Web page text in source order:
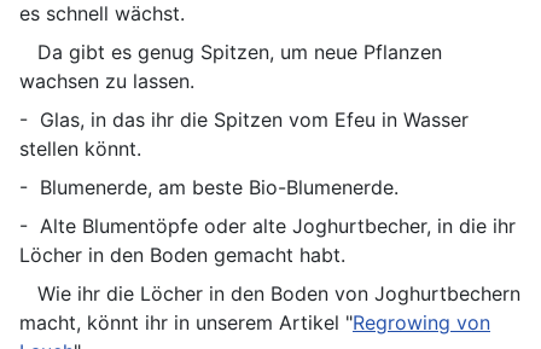
es schnell wächst.
Da gibt es genug Spitzen, um neue Pflanzen
wachsen zu lassen.
- Glas, in das ihr die Spitzen vom Efeu in Wasser
stellen könnt.
- Blumenerde, am beste Bio-Blumenerde.
- Alte Blumentöpfe oder alte Joghurtbecher, in die ihr
Löcher in den Boden gemacht habt.
Wie ihr die Löcher in den Boden von Joghurtbechern
macht, könnt ihr in unserem Artikel "Regrowing von